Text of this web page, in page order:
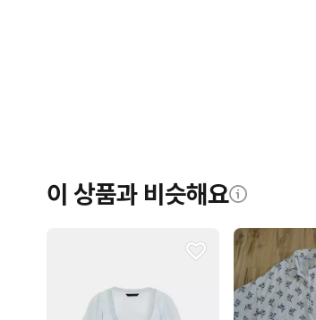
이 상품과 비슷해요